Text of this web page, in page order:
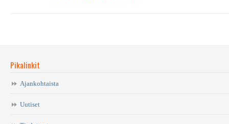
Pikalinkit
Ajankohtaista
Uutiset